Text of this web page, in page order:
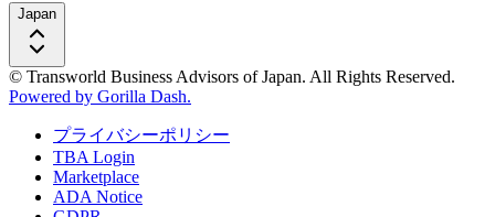
Japan
© Transworld Business Advisors of Japan. All Rights Reserved.
Powered by Gorilla Dash.
プライバシーポリシー
TBA Login
Marketplace
ADA Notice